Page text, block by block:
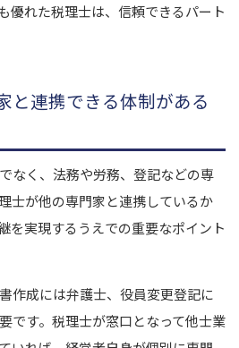
優れた税理士は、信頼できるパート
と連携できる体制がある
なく、法務や労務、登記などの専
士が他の専門家と連携しているか
を実現するうえでの重要なポイント
作成には弁護士、役員変更登記に
です。 税理士が窓口となって他士業